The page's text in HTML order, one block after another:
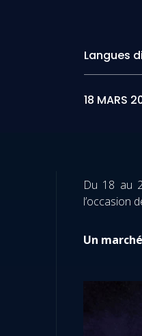
Langues
18 MARS
Du 18 au
l’occasion
Un